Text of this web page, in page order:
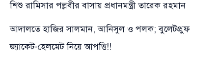
শিশু রামিসার পল্লবীর বাসায় প্রধানমন্ত্রী তারেক রহমান
আদালতে হাজির সালমান, আনিসুল ও পলক; বুলেটপ্রুফ
জ্যাকেট-হেলমেট নিয়ে আপত্তি!!